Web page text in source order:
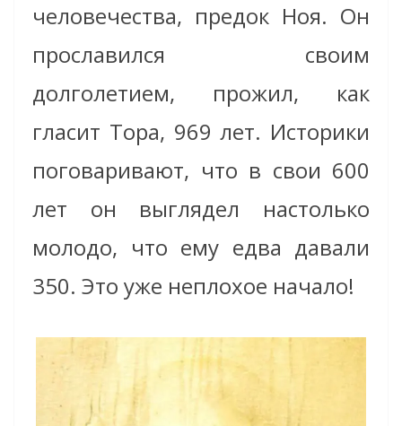
человечества, предок Ноя. Он
прославился своим
долголетием, прожил, как
гласит Тора, 969 лет. Историки
поговаривают, что в свои 600
лет он выглядел настолько
молодо, что ему едва давали
350. Это уже неплохое начало!